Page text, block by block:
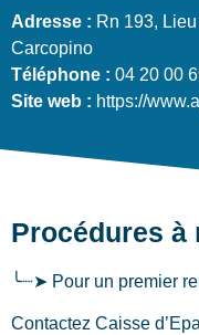
Adresse : Rn 193,
Carcopino
Téléphone : 04 20 00
Site web : https://
Procédures à
╰┈➤ Pour un premier
Contactez Caisse